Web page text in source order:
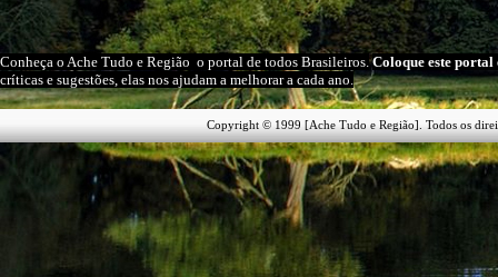
Conheça o Ache Tudo e Região o portal de todos Brasileiros. Coloque este portal
críticas e sugestões, elas nos ajudam a melhorar a cada ano.
Copyright © 1999 [Ache Tudo e Região]. Todos os